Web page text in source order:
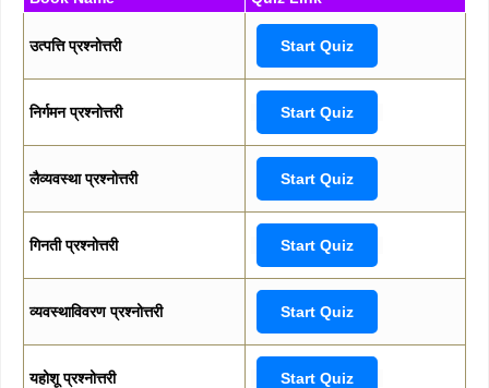
उत्पत्ति प्रश्नोत्तरी Start Quiz
निर्गमन प्रश्नोत्तरी Start Quiz
लैव्यवस्था प्रश्नोत्तरी Start Quiz
गिनती प्रश्नोत्तरी Start Quiz
व्यवस्थाविवरण प्रश्नोत्तरी Start Quiz
यहोशू प्रश्नोत्तरी Start Quiz